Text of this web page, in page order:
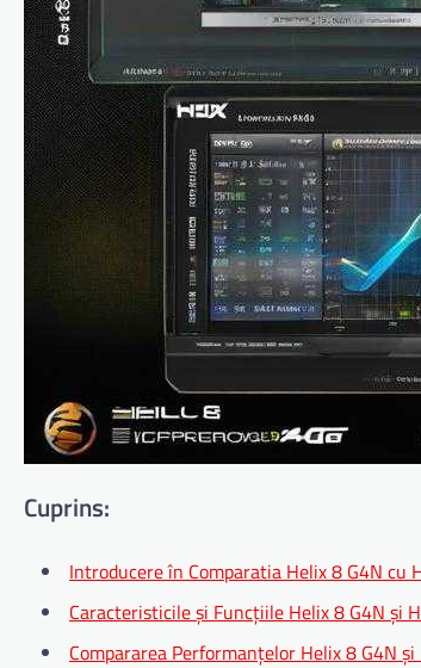
Cuprins:
Introducere în Comparatia Helix 8 G4N cu
Caracteristicile și Funcțiile Helix 8 G4N și
Compararea Performanțelor Helix 8 G4N